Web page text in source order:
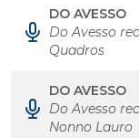
DO AVESSO
Do Avesso
Quadros
DO AVESSO
Do Avesso
Nonno Lauro